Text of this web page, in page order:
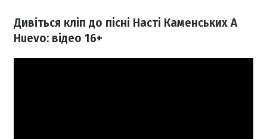
Дивіться кліп до пісні Насті Каменських A
Huevo: відео 16+